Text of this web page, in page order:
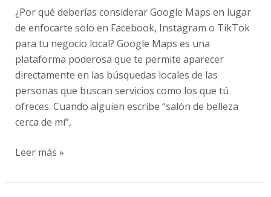
¿Por qué deberías considerar Google Maps en lugar
de enfocarte solo en Facebook, Instagram o TikTok
para tu negocio local? Google Maps es una
plataforma poderosa que te permite aparecer
directamente en las búsquedas locales de las
personas que buscan servicios como los que tú
ofreces. Cuando alguien escribe “salón de belleza
cerca de mí”,
para
tu
negocio
local?
Leer más »